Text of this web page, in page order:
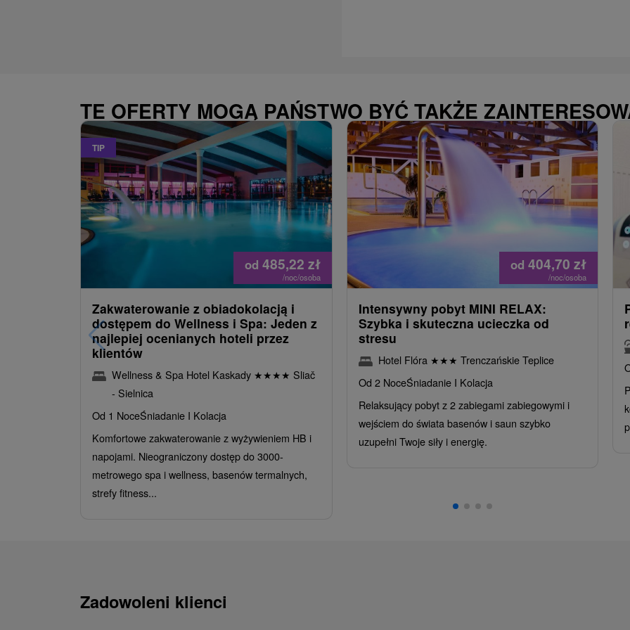
TE OFERTY MOGĄ PAŃSTWO BYĆ TAKŻE
TIP
od 485,22 zł
/noc/osoba
Zakwaterowanie z obiadokolacją i
dostępem do Wellness i Spa: Jeden z
najlepiej ocenianych hoteli przez
klientów
Wellness & Spa Hotel Kaskady ★★★★ Sliač
- Sielnica
Od 1 NoceŚniadanie I Kolacja
Komfortowe zakwaterowanie z wyżywieniem HB i
napojami. Nieograniczony dostęp do 3000-
metrowego spa i wellness, basenów termalnych,
strefy fitness...
od 404,70zł
/noc/osoba
Intensywny pobyt MINI RELAX:
Szybka i skuteczna ucieczka od
stresu
Hotel Flóra ★★★ Trenczańskie Teplice
Od 2 NoceŚniadanie I Kolacja
Relaksujący pobyt z 2 zabiegami zabiegowymi i
wejściem do świata basenów i saun szybko
uzupełni Twoje siły i energię.
Zadowoleni klienci